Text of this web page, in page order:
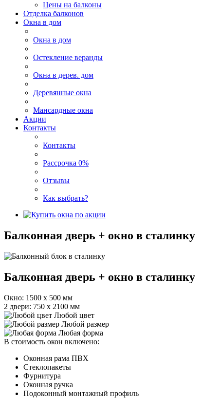
Цены на балконы
Отделка балконов
Окна в дом
Окна в дом
Остекление веранды
Окна в дерев. дом
Деревянные окна
Мансардные окна
Акции
Контакты
Контакты
Рассрочка 0%
Отзывы
Как выбрать?
Балконная дверь + окно в сталинку
Балконная дверь + окно в сталинку
Окно: 1500 х 500 мм
2 двери: 750 х 2100 мм
Любой цвет
Любой размер
Любая форма
В стоимость окон включено:
Оконная рама ПВХ
Стеклопакеты
Фурнитура
Оконная ручка
Подоконный монтажный профиль